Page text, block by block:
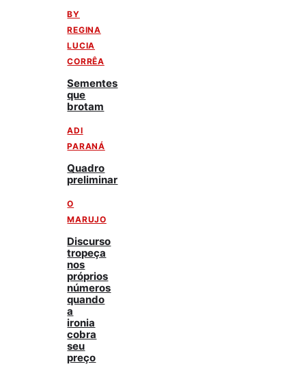
BY
REGINA
LUCIA
CORRÊA
Sementes
que
brotam
ADI
PARANÁ
Quadro
preliminar
O
MARUJO
Discurso
tropeça
nos
próprios
números
quando
a
ironia
cobra
seu
preço